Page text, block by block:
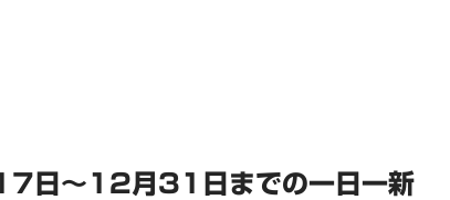
～12月31日までの一日一新